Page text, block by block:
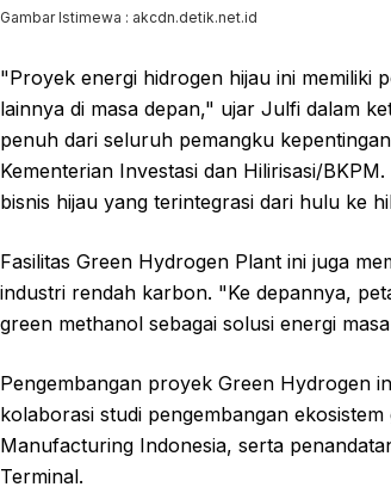
Gambar Istimewa : akcdn.detik.net.id
"Proyek energi hidrogen hijau ini memiliki
lainnya di masa depan," ujar Julfi dalam
penuh dari seluruh pemangku
Kementerian Investasi dan Hilirisasi/
bisnis hijau yang terintegrasi dari hulu ke
Fasilitas Green Hydrogen Plant ini juga
industri rendah karbon. "Ke depannya,
green methanol sebagai solusi energi
Pengembangan proyek Green Hydrogen
kolaborasi studi pengembangan
Manufacturing Indonesia, serta
Terminal.